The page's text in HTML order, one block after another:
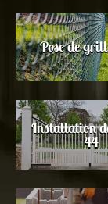
Pose de
Installation
44